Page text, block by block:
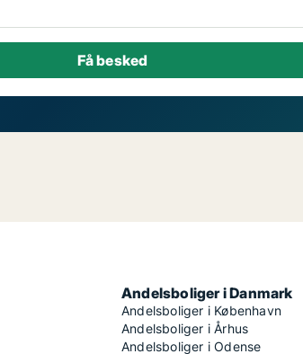
Andelsboliger i Danmark
Andelsboliger i København
Andelsboliger i Århus
Andelsboliger i Odense